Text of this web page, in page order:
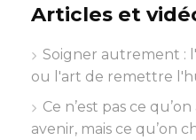
Articles et
Soigner autrement :
ou l'art de remettre
Ce n’est pas ce
avenir, mais ce qu’on